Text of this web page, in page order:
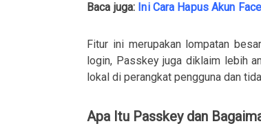
Baca juga: Ini Cara Hapus Akun
Fitur ini merupakan lompatan
login, Passkey juga diklaim lebih
lokal di perangkat pengguna dan
Apa Itu Passkey dan